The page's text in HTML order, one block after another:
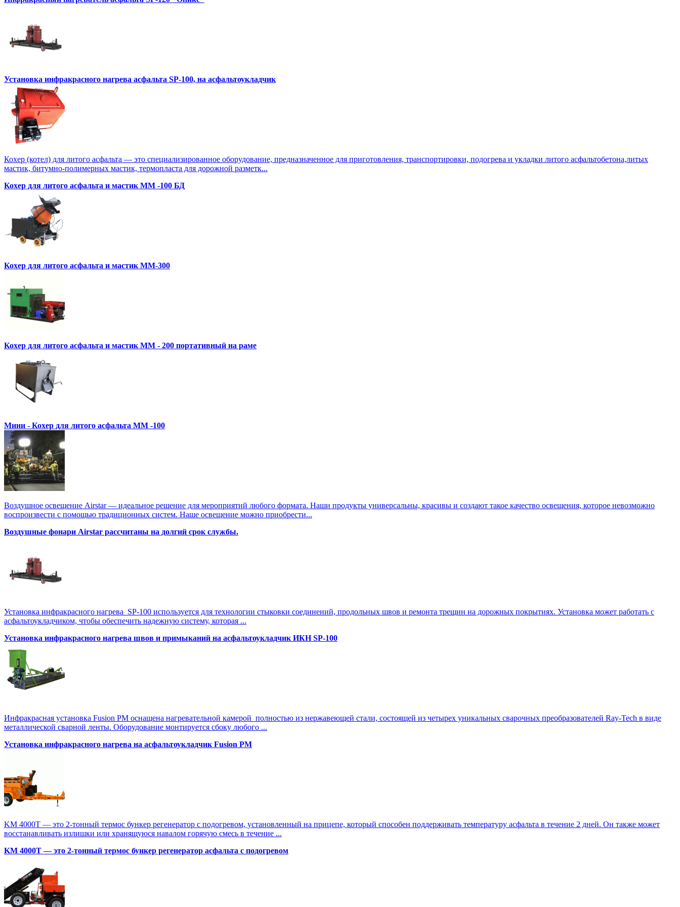
Установка инфракрасного нагрева асфальта SP-100, на асфальтоукладчик
Кохер (котел) для литого асфальта — это специализированное оборудование, предназначенное для приготовления, транспортировки, подогрева и укладки литого асфальтобетона,литых
мастик, битумно-полимерных мастик, термопласта для дорожной разметк...
Кохер для литого асфальта и мастик MM -100 БД
Кохер для литого асфальта и мастик MM-300
Кохер для литого асфальта и мастик MM - 200 портативный на раме
Мини - Кохер для литого асфальта MM -100
Воздушное освещение Airstar — идеальное решение для мероприятий любого формата. Наши продукты универсальны, красивы и создают такое качество освещения, которое невозможно
воспроизвести с помощью традиционных систем. Наше освещение можно приобрести...
Воздушные фонари Airstar рассчитаны на долгий срок службы.
Установка инфракрасного нагрева SP-100 используется для технологии стыковки соединений, продольных швов и ремонта трещин на дорожных покрытиях. Установка может работать с
асфальтоукладчиком, чтобы обеспечить надежную систему, которая ...
Установка инфракрасного нагрева швов и примыканий на асфальтоукладчик ИКН SP-100
Инфракрасная установка Fusion PM оснащена нагревательной камерой полностью из нержавеющей стали, состоящей из четырех уникальных сварочных преобразователей Ray-Tech в виде
металлической сварной ленты. Оборудование монтируется сбоку любого ...
Установка инфракрасного нагрева на асфальтоукладчик Fusion PM
KM 4000T — это 2-тонный термос бункер регенератор с подогревом, установленный на прицепе, который способен поддерживать температуру асфальта в течение 2 дней. Он также может
восстанавливать излишки или хранящуюся навалом горячую смесь в течение ...
KM 4000T — это 2-тонный термос бункер регенератор асфальта с подогревом